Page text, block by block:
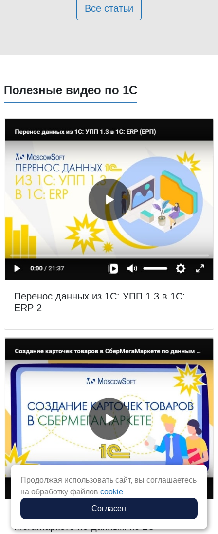
Все статьи
Полезные видео по 1С
Перенос данных из 1С: УПП 1.3 в 1С:
ERP 2
Создание карточек товаров в
МегаМаркете по данным из 1С
Продолжая использовать сайт, вы соглашаетесь
на обработку файловcookie
Согласен